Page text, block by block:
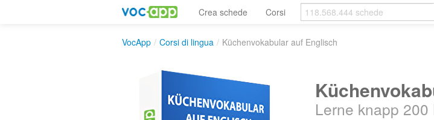
Crea schede Corsi
VocApp / Corsi di lingua / Küchenvokabular auf Englisch
Lerne knapp